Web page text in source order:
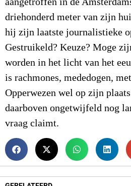
driehonderd meter van zijn
hij zijn laatste journalistieke
Gestruikeld? Keuze? Moge
worden in het licht van het
is rachmones, mededogen,
Opperwezen wel op zijn
daarboven ongetwijfeld nog
vraag claimt.